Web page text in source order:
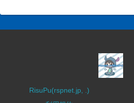
RisuPu(rspnet.jp, .)